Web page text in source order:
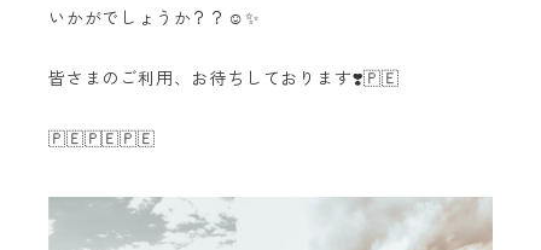
いかがでしょうか？？☺️✨
皆さまのご利用、お待ちしております❣️🇵🇪
🇵🇪🇵🇪🇵🇪